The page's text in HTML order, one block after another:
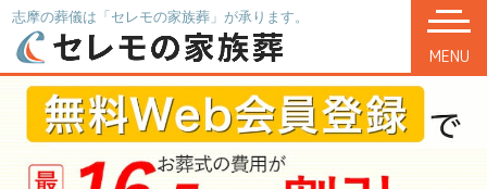
志摩の葬儀は「セレモの家族葬」が承ります。
MENU